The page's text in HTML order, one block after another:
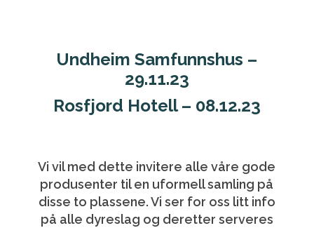
Undheim Samfunnshus –
29.11.23
Rosfjord Hotell – 08.12.23
Vi vil med dette invitere alle våre gode
produsenter til en uformell samling på
disse to plassene. Vi ser for oss litt info
på alle dyreslag og deretter serveres